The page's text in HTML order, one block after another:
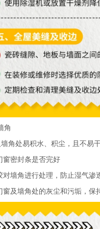
角
角处易积水、积尘，且不易
窗密封条是否完好
墙角进行处理，防止湿气渗
及墙角处的灰尘和污垢，保